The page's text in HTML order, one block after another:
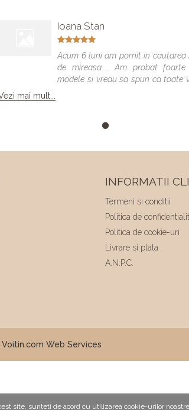
Ioana Stan
Acum 6 luni am pornit in cautarea
de mireasa . Am probat foarte
modele si vreau sa spun ca toate
the dress" si a rezistat foarte bine
minuni .❤️❤️
mai mult...
INFORMATII
Termeni si conditii
Politica de
Politica de cookie-uri
Livrare si plata
A.N.P.C.
Voitin.com Web Services
site, sunteti de acord cu utilizarea cookie-urilor